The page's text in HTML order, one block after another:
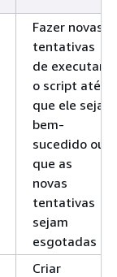
Fazer novas
tentativas
de executar
o script até
que ele seja
bem-
sucedido ou
que as
novas
tentativas
sejam
esgotadas
Criar